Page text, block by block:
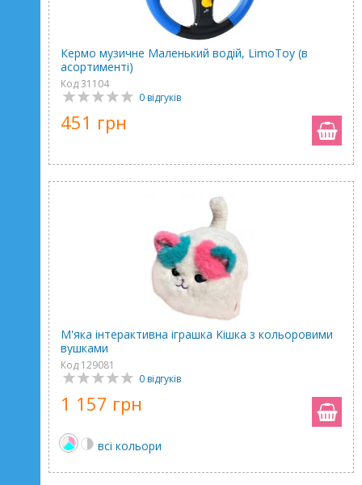
Кермо музичне Маленький водій, LimoToy (в
асортименті)
Код 31104
0 відгуків
451 грн
М'яка інтерактивна іграшка Кішка з кольоровими
вушками
Код 129081
0 відгуків
1 157 грн
всі кольори